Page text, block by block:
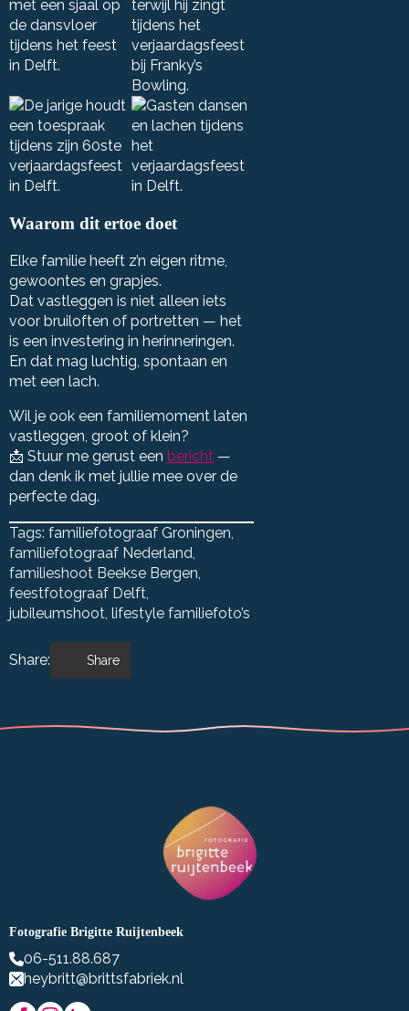
Waarom dit ertoe doet
Elke familie heeft z’n eigen ritme,
gewoontes en grapjes.
Dat vastleggen is niet alleen iets
voor bruiloften of portretten — het
is een investering in herinneringen.
En dat mag luchtig, spontaan en
met een lach.
Wil je ook een familiemoment laten
vastleggen, groot of klein?
📩 Stuur me gerust een bericht —
dan denk ik met jullie mee over de
perfecte dag.
Tags: familiefotograaf Groningen
familiefotograaf Nederland
familieshoot Beekse Bergen
feestfotograaf Delft
jubileumshoot lifestyle familiefoto’s
Share: Share
Fotografie Brigitte Ruijtenbeek
06-511.88.687
heybritt@brittsfabriek.nl